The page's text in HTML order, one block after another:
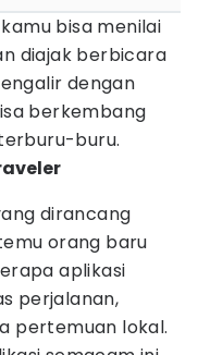
bisa menilai
diajak berbicara
dengan
berkembang
buru.
dirancang
orang baru
aplikasi
perjalanan,
pertemuan lokal.